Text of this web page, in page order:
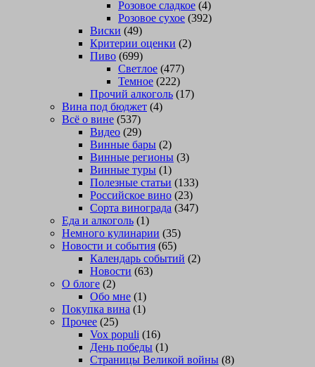
Розовое сладкое (4)
Розовое сухое (392)
Виски (49)
Критерии оценки (2)
Пиво (699)
Светлое (477)
Темное (222)
Прочий алкоголь (17)
Вина под бюджет (4)
Всё о вине (537)
Видео (29)
Винные бары (2)
Винные регионы (3)
Винные туры (1)
Полезные статьи (133)
Российское вино (23)
Сорта винограда (347)
Еда и алкоголь (1)
Немного кулинарии (35)
Новости и события (65)
Календарь событий (2)
Новости (63)
О блоге (2)
Обо мне (1)
Покупка вина (1)
Прочее (25)
Vox populi (16)
День победы (1)
Страницы Великой войны (8)